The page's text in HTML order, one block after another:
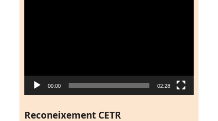
00:00 02:28
Reconeixement CETR